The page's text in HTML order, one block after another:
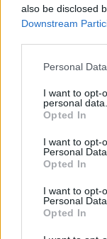
also be disclosed
Downstream
Personal
I want to opt-
personal data.
Opted In
I want to opt-
Personal Data.
Opted In
I want to opt-
Personal
Opted In
Δύσκολες οι
8 Αυγούστου, 2026
Χιλιάδες
8η Γιορτή Μπανάνας
8 Αυγούστου, 2026
μια δύναμη που
8 Αυγούστου, 2026